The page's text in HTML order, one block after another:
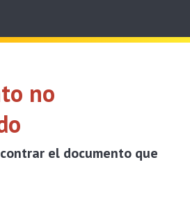
no
el documento que